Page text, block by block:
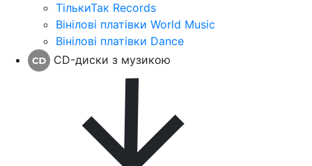
ТількиТак Records
Вінілові платівки World Music
Вінілові платівки Dance
CD-диски з музикою